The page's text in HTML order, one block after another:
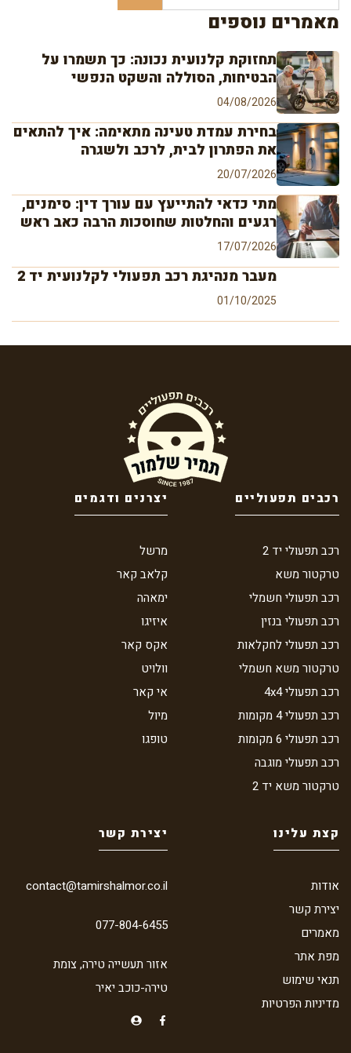
מאמרים נוספים
תחזוקת קלנועית נכונה: כך תשמרו על
הבטיחות, הסוללה והשקט הנפשי
04/08/2026
בחירת עמדת טעינה מתאימה: איך להתאים
את הפתרון לבית, לרכב ולשגרה
20/07/2026
מתי כדאי להתייעץ עם עורך דין: סימנים,
רגעים והחלטות שחוסכות הרבה כאב ראש
17/07/2026
מעבר מנהיגת רכב תפעולי לקלנועית יד 2
01/10/2025
רכבים תפעוליים
רכב תפעולי יד 2
טרקטור משא
רכב תפעולי חשמלי
רכב תפעולי בנזין
רכב תפעולי לחקלאות
טרקטור משא חשמלי
רכב תפעולי 4x4
רכב תפעולי 4 מקומות
רכב תפעולי 6 מקומות
רכב תפעולי מוגבה
טרקטור משא יד 2
יצרנים ודגמים
מרשל
קלאב קאר
ימאהה
איזיגו
אקס קאר
וולויט
אי קאר
מיול
טופגו
קצת עלינו
אודות
יצירת קשר
מאמרים
מפת אתר
תנאי שימוש
מדיניות הפרטיות
יצירת קשר
contact@tamirshalmor.co.il
077-804-6455
אזור תעשייה טירה, צומת
טירה-כוכב יאיר